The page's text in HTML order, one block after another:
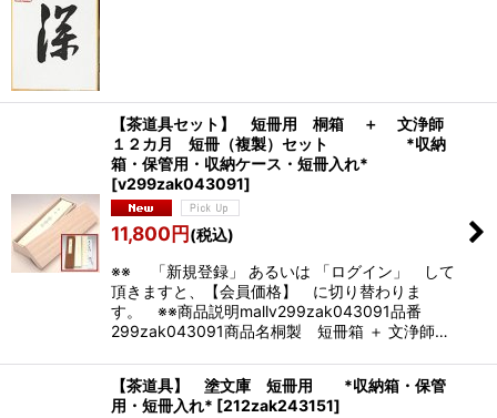
【茶道具セット】 短冊用 桐箱 ＋ 文浄師
１２カ月 短冊（複製）セット *収納
箱・保管用・収納ケース・短冊入れ*
[v299zak043091]
11,800円(税込)
※※ 「新規登録」 あるいは 「ログイン」 して
頂きますと、【会員価格】 に切り替わりま
す。 ※※商品説明mallv299zak043091品番
299zak043091商品名桐製 短冊箱 ＋ 文浄師…
【茶道具】 塗文庫 短冊用 *収納箱・保管
用・短冊入れ* [212zak243151]